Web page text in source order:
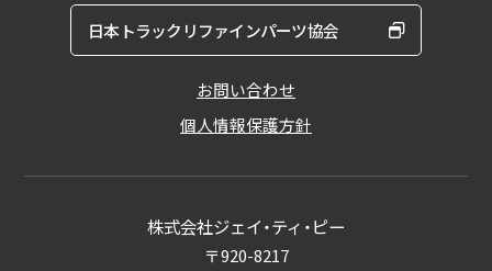
日本トラックリファインパーツ協会
お問い合わせ
個人情報保護方針
株式会社ジェイ・ティ・ピー
〒920-8217